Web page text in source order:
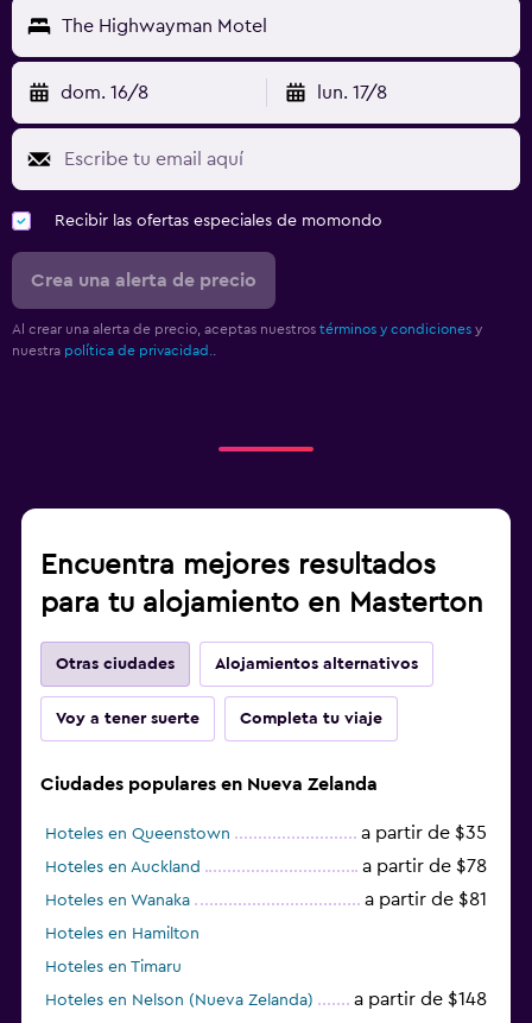
The Highwayman Motel
dom. 16/8 lun. 17/8
Recibir las ofertas especiales de momondo
Crea una alerta de precio
Al crear una alerta de precio, aceptas nuestros términos y condiciones y
nuestra política de privacidad.
Encuentra mejores resultados
para tu alojamiento en Masterton
Otras ciudades Alojamientos alternativos
Voy a tener suerte Completa tu viaje
Ciudades populares en Nueva Zelanda
Hoteles en Queenstown a partir de $35
Hoteles en Auckland a partir de $78
Hoteles en Wanaka a partir de $81
Hoteles en Hamilton
Hoteles en Timaru
Hoteles en Nelson (Nueva Zelanda)
a partir de $148